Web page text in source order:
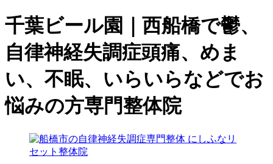
千葉ビール園｜西船橋で鬱、
自律神経失調症頭痛、めま
い、不眠、いらいらなどでお
悩みの方専門整体院